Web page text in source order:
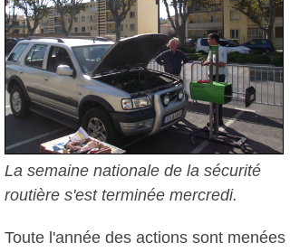
La semaine nationale de la sécurité
routière s'est terminée mercredi.
Toute l'année des actions sont menées